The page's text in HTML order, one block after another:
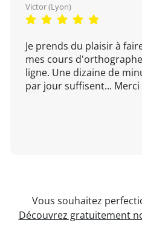
Victor (Lyon)
Je prends du plaisir à
mes cours
ligne. Une dizaine de
par jour suffisent... Merci
Vous souhaitez
Découvrez gratuitement